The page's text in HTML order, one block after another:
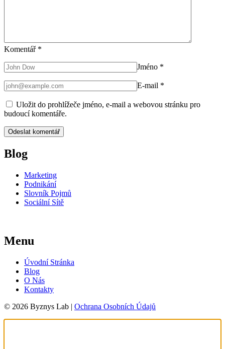
Komentář *
Jméno *
E-mail *
Uložit do prohlížeče jméno, e-mail a webovou stránku pro
budoucí komentáře.
Blog
Marketing
Podnikání
Slovník Pojmů
Sociální Sítě
Menu
Úvodní Stránka
Blog
O Nás
Kontakty
© 2026 Byznys Lab | Ochrana Osobních Údajů